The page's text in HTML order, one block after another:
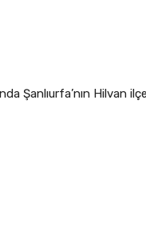
Şanlıurfa’nın Hilvan